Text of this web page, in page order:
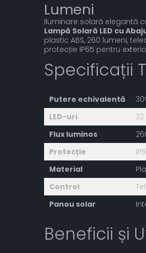
Lumeni
Iluminare solară elegantă
Lampă Solară LED cu
plastic ABS, 260 lumeni,
protecție IP65 pentru
Specificații
Putere echivalentă
LED-uri
32
Flux luminos
Protecție
Material
Control
Panou solar
Beneficii și